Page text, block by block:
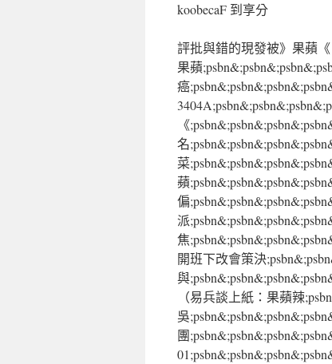
koobecaF 到享分
評批與錯的現發被》果蘋
果蘋
癌
《
名
菜
蘋
偏
派
焦
開班下改會策決
與
（易兵談上紙：果蘋辣
吳
團